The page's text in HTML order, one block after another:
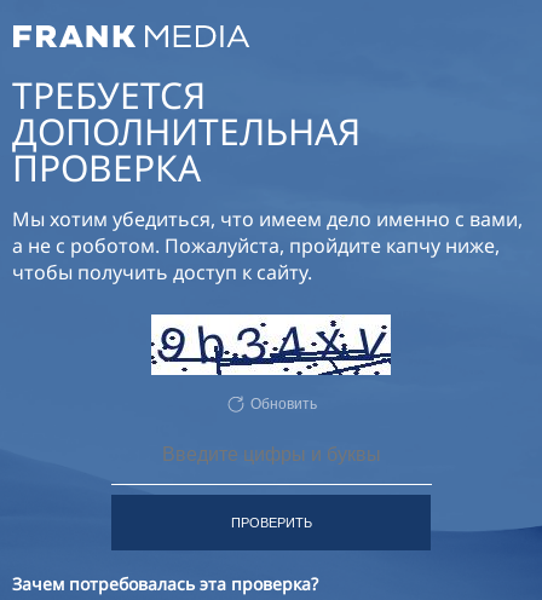
ТРЕБУЕТСЯ
ДОПОЛНИТЕЛЬНАЯ
ПРОВЕРКА
Мы хотим убедиться, что имеем дело именно с вами,
а не с роботом. Пожалуйста, пройдите капчу ниже,
чтобы получить доступ к сайту.
Обновить
ПРОВЕРИТЬ
Зачем потребовалась эта проверка?